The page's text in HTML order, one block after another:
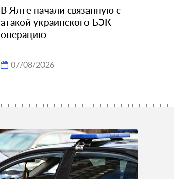
В Ялте начали связанную с
атакой украинского БЭК
операцию
07/08/2026